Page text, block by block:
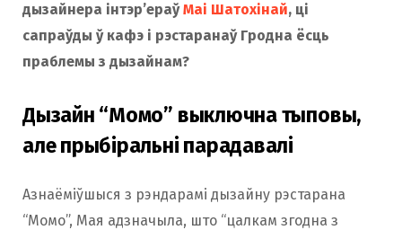
дызайнера інтэр’ераўМаі Шатохінай, ці
сапраўды ў кафэ і рэстаранаў Гродна ёсць
праблемы з дызайнам?
Дызайн “Момо” выключна тыповы,
але прыбіральні парадавалі
Азнаёміўшыся з рэндарамі дызайну рэстарана
“Момо”, Мая адзначыла, што “цалкам згодна з